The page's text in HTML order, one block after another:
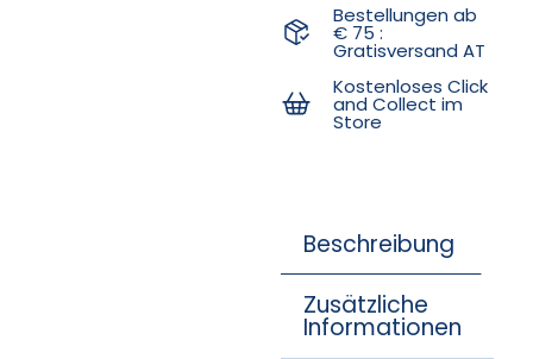
Bestellungen ab
€ 75 :
Gratisversand AT
Kostenloses Click
and Collect im
Store
Beschreibung
Zusätzliche
Informationen